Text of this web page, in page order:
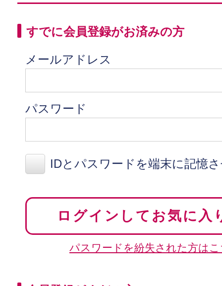
すでに会員登録がお済みの方
メールアドレス
パスワード
IDとパスワードを端末に記憶
ログインしてお気に入
パスワードを紛失された方は